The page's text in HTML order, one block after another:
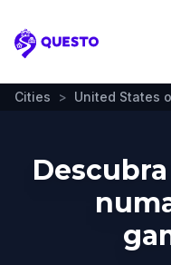
Questo
Cities > United States